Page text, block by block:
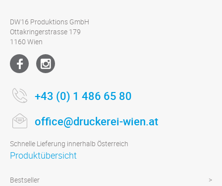
DW16 Produktions GmbH
Ottakringerstrasse 179
1160 Wien
+43 (0) 1 486 65 80
office@druckerei-wien.at
Schnelle Lieferung innerhalb Österreich
Produktübersicht
Bestseller